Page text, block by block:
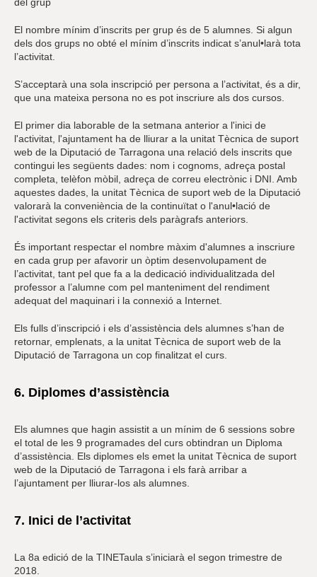
El nombre mínim d’inscrits per grup és de 5 alumnes. Si algun
dels dos grups no obté el mínim d’inscrits indicat s’anul•larà tota
l’activitat.
S’acceptarà una sola inscripció per persona a l’activitat, és a dir,
que una mateixa persona no es pot inscriure als dos cursos.
El primer dia laborable de la setmana anterior a l'inici de
l'activitat, l'ajuntament ha de lliurar a la unitat Tècnica de suport
web de la Diputació de Tarragona una relació dels inscrits que
contingui les següents dades: nom i cognoms, adreça postal
completa, telèfon mòbil, adreça de correu electrònic i DNI. Amb
aquestes dades, la unitat Tècnica de suport web de la Diputació
valorarà la conveniència de la continuïtat o l'anul•lació de
l'activitat segons els criteris dels paràgrafs anteriors.
És important respectar el nombre màxim d'alumnes a inscriure
en cada grup per afavorir un òptim desenvolupament de
l’activitat, tant pel que fa a la dedicació individualitzada del
professor a l’alumne com pel manteniment del rendiment
adequat del maquinari i la connexió a Internet.
Els fulls d’inscripció i els d’assistència dels alumnes s’han de
retornar, emplenats, a la unitat Tècnica de suport web de la
Diputació de Tarragona un cop finalitzat el curs.
6. Diplomes d’assistència
Els alumnes que hagin assistit a un mínim de 6 sessions sobre
el total de les 9 programades del curs obtindran un Diploma
d’assistència. Els diplomes els emet la unitat Tècnica de suport
web de la Diputació de Tarragona i els farà arribar a
l’ajuntament per lliurar-los als alumnes.
7. Inici de l’activitat
La 8a edició de la TINETaula s’iniciarà el segon trimestre de
2018.